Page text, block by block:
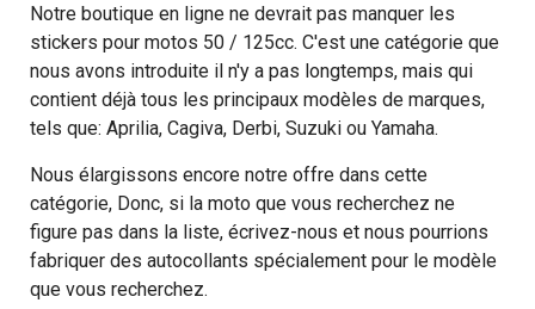
Notre boutique en ligne ne devrait pas manquer les
stickers pour motos 50 / 125cc. C'est une catégorie que
nous avons introduite il n'y a pas longtemps, mais qui
contient déjà tous les principaux modèles de marques,
tels que: Aprilia, Cagiva, Derbi, Suzuki ou Yamaha.
Nous élargissons encore notre offre dans cette
catégorie, Donc, si la moto que vous recherchez ne
figure pas dans la liste, écrivez-nous et nous pourrions
fabriquer des autocollants spécialement pour le modèle
que vous recherchez.